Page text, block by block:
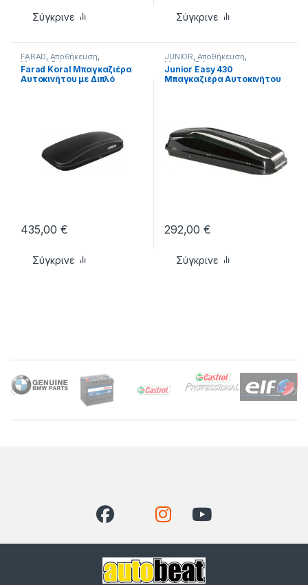
Σύγκρινε Σύγκρινε
FARAD,Αποθήκευση,
Μπαγκαζιέρες
Farad Koral Μπαγκαζιέρα
Αυτοκινήτου με Διπλό
435,00€
Σύγκρινε
JUNIOR, Αποθήκευση,
Μπαγκαζιέρες
Junior Easy 430
Μπαγκαζιέρα Αυτοκινήτου
292,00€
Σύγκρινε
Brands Carousel